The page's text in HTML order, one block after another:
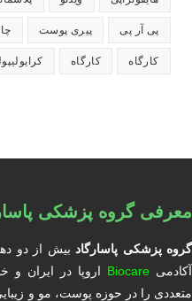
پی آر پی پیری پوست
کارگاه کارگاه
معرفی گروه پزشکی
گروه پزشکی پاسارگادبیش از دو
آکادمی Biocare اروپا در ایران و
متعددی را در حوزه پوست، مو و